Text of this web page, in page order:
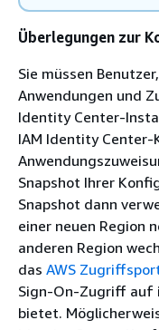
Überlegungen zur
Sie müssen
Anwendungen und
Identity Center-
IAM Identity Center-
Snapshot Ihrer
Snapshot dann
einer neuen Region
anderen Region
das AWS
Sign-On-Zugriff auf
bietet.